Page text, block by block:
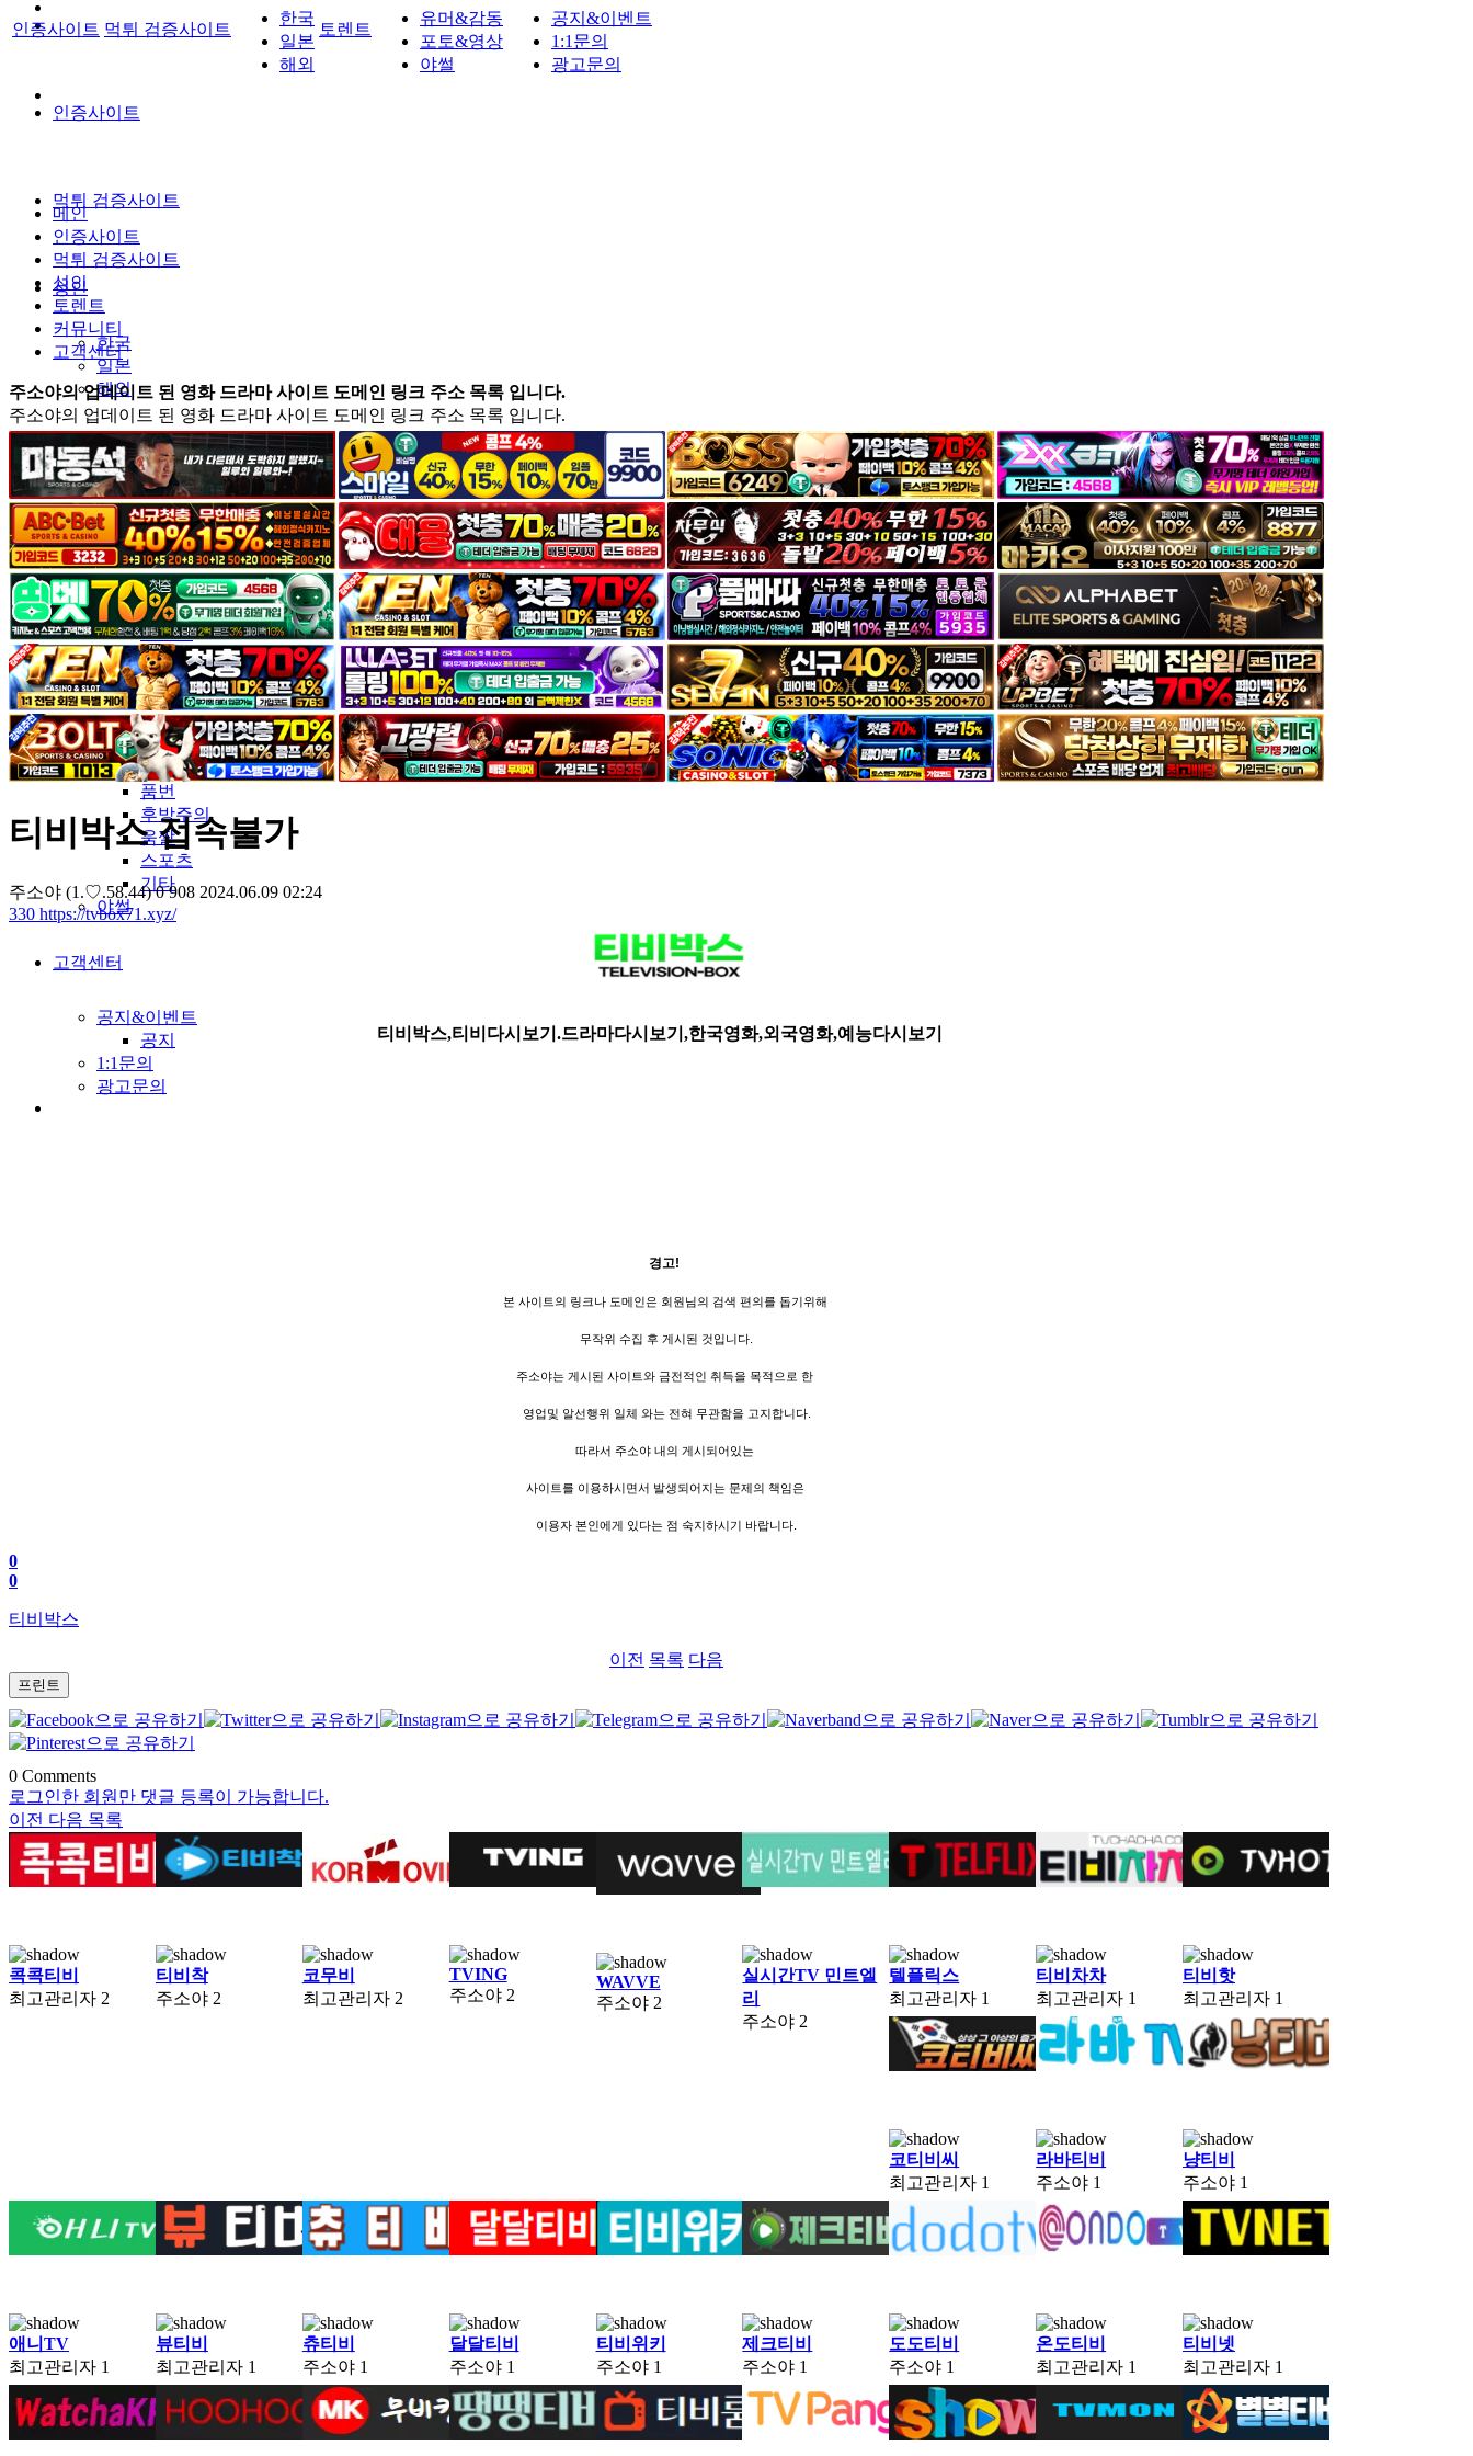
인증사이트
먹튀 검증사이트
성인
한국
일본
해외
토렌트
커뮤니티
유머&감동
포토&영상
일반인
연예인
서양
모델
그라비아
코스프레
BJ
품번
후방주의
움짤
스포츠
기타
야썰
고객센터
공지&이벤트
공지
1:1문의
광고문의
인증사이트 먹튀 검증사이트
한국
일본
해외
토렌트
유머&감동
포토&영상
야썰
공지&이벤트
1:1문의
광고문의
메인
인증사이트
먹튀 검증사이트
성인
토렌트
커뮤니티
고객센터
주소야의 업데이트 된 영화 드라마 사이트 도메인 링크 주소 목록 입니다.
주소야의 업데이트 된 영화 드라마 사이트 도메인 링크 주소 목록 입니다.
티비박스 접속불가
주소야 (1.♡.58.44) 0908 2024.06.09 02:24
330 https://tvbox71.xyz/
티비박스,티비다시보기.드라마다시보기,한국영화,외국영화,예능다시보기
경고!
본 사이트의 링크나 도메인은 회원님의 검색 편의를 돕기위해
무작위 수집 후 게시된 것입니다.
주소야는 게시된 사이트와 금전적인 취득을 목적으로 한
영업및 알선행위 일체 와는 전혀 무관함을 고지합니다.
따라서 주소야 내의 게시되어있는
사이트를 이용하시면서 발생되어지는 문제의 책임은
이용자 본인에게 있다는 점 숙지하시기 바랍니다.
0
0
티비박스
이전 목록 다음
프린트
0 Comments
로그인한 회원만 댓글 등록이 가능합니다.
이전 다음 목록
콕콕티비
최고관리자 2
티비착
주소야 2
코무비
최고관리자 2
TVING
주소야 2
WAVVE
주소야 2
실시간TV 민트엘
리
주소야 2
텔플릭스
최고관리자 1
티비차차
최고관리자 1
티비핫
최고관리자 1
코티비씨
최고관리자 1
라바티비
주소야 1
냥티비
주소야 1
애니TV
최고관리자 1
뷰티비
최고관리자 1
츄티비
주소야 1
달달티비
주소야 1
티비위키
주소야 1
제크티비
주소야 1
도도티비
주소야 1
온도티비
최고관리자 1
티비넷
최고관리자 1